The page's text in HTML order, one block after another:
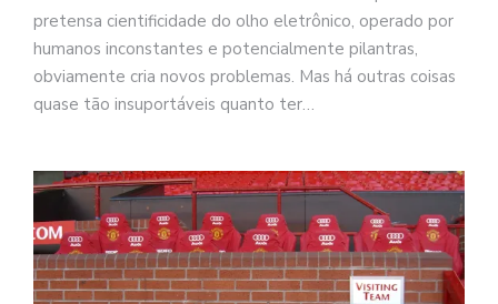
pretensa cientificidade do olho eletrônico, operado por
humanos inconstantes e potencialmente pilantras,
obviamente cria novos problemas. Mas há outras coisas
quase tão insuportáveis quanto ter…